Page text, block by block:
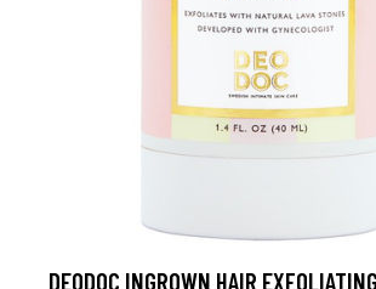
DEODOC INGROWN HAIR